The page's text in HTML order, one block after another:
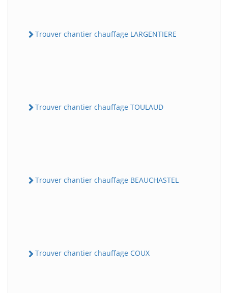
Trouver chantier chauffage LARGENTIERE
Trouver chantier chauffage TOULAUD
Trouver chantier chauffage BEAUCHASTEL
Trouver chantier chauffage COUX